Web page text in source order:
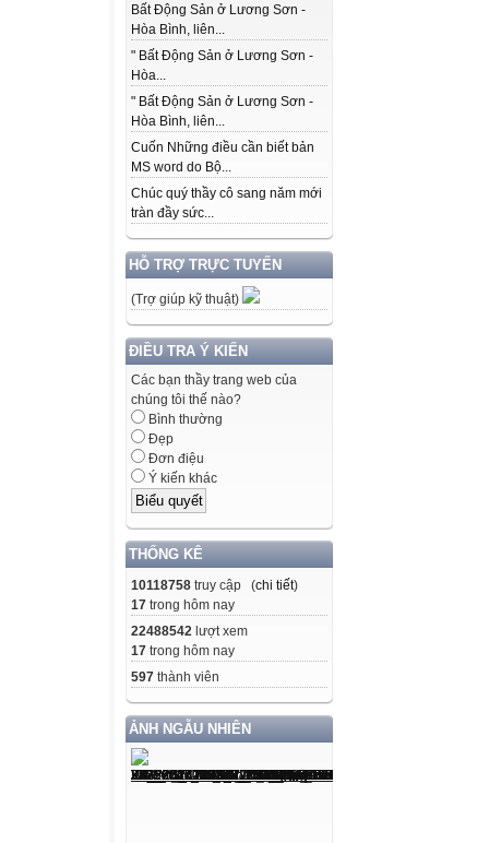
Bất Động Sản ở Lương Sơn -
Hòa Bình, liên...
" Bất Động Sản ở Lương Sơn -
Hòa...
" Bất Động Sản ở Lương Sơn -
Hòa Bình, liên...
Cuốn Những điều cần biết bản
MS word do Bộ...
Chúc quý thầy cô sang năm mới
tràn đầy sức...
HỖ TRỢ TRỰC TUYẾN
(Trợ giúp kỹ thuật)
ĐIỀU TRA Ý KIẾN
Các bạn thầy trang web của
chúng tôi thế nào?
Bình thường
Đẹp
Đơn điệu
Ý kiến khác
THỐNG KÊ
10118758 truy cập (chi tiết)
17 trong hôm nay
22488542 lượt xem
17 trong hôm nay
597 thành viên
ẢNH NGẪU NHIÊN